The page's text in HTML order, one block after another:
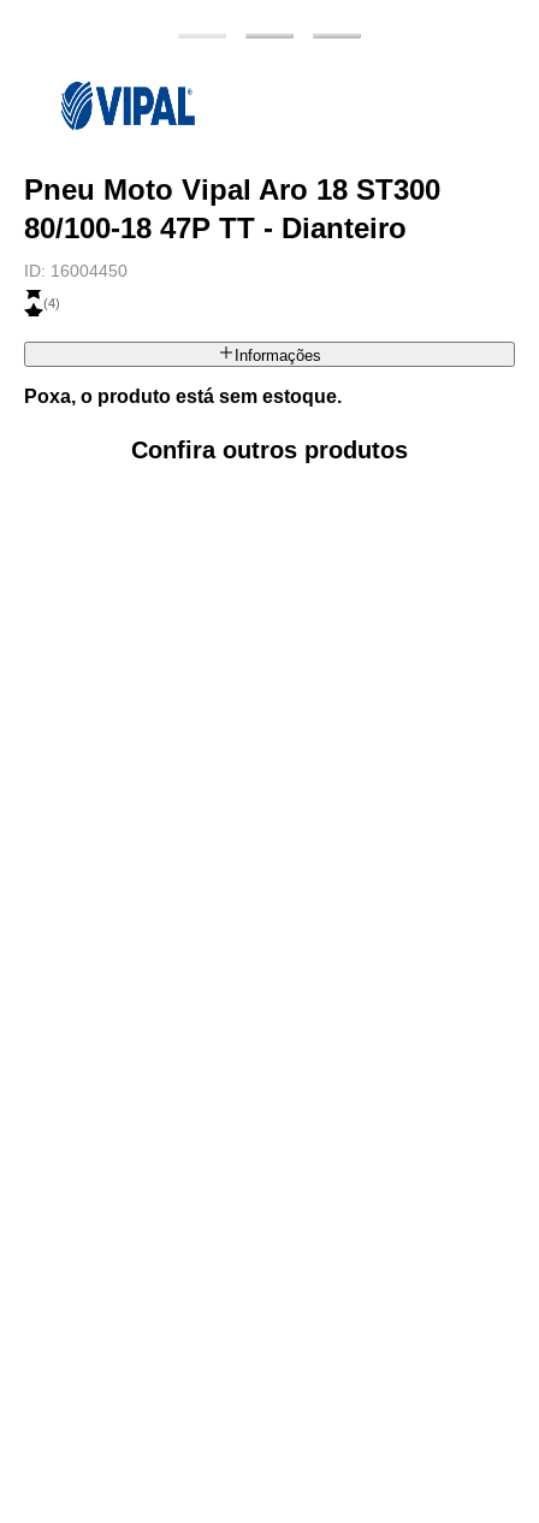
Pneu Moto Vipal Aro 18 ST300
80/100-18 47P TT - Dianteiro
ID: 16004450
(4)
Informações
Poxa, o produto está sem estoque.
Confira outros produtos